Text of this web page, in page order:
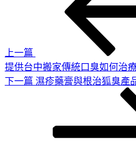
上一篇
提供台中搬家傳統口臭如何治
下
下一篇 濕疹藥膏與根治狐臭產